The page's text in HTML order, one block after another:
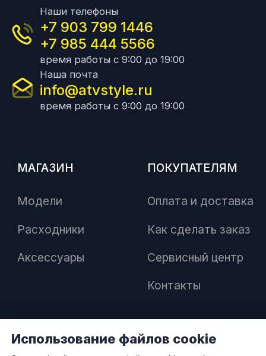
Наши телефоны
+7 903 799 1446
+7 985 444 5566
время работы с 9:00 до 19:00
Наша почта
info@atvstyle.ru
время работы с 9:00 до 19:00
МАГАЗИН
Модели
Расходники
Аксессуары
ПОКУПАТЕЛЯМ
Оплата и доставка
Как сделать заказ
Сервисный центр
Контакты
ПАРТНЕРАМ
Использование файлов cookie